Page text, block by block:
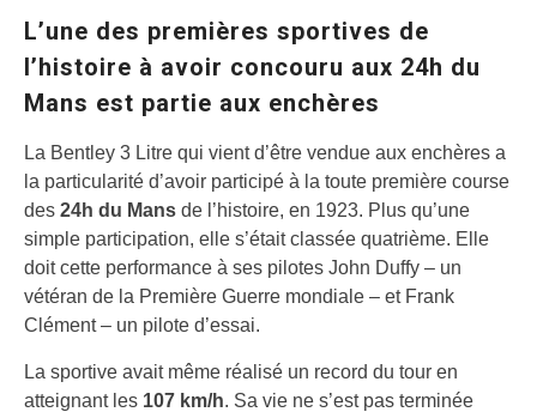
L’une des premières sportives de
l’histoire à avoir concouru aux 24h du
Mans est partie aux enchères
La Bentley 3 Litre qui vient d’être vendue aux enchères a
la particularité d’avoir participé à la toute première course
des 24h du Mans de l’histoire, en 1923. Plus qu’une
simple participation, elle s’était classée quatrième. Elle
doit cette performance à ses pilotes John Duffy – un
vétéran de la Première Guerre mondiale – et Frank
Clément – un pilote d’essai.
La sportive avait même réalisé un record du tour en
atteignant les 107 km/h. Sa vie ne s’est pas terminée